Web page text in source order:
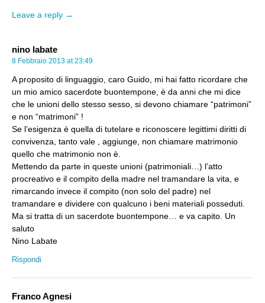
Leave a reply →
nino labate
8 Febbraio 2013 at 23:49
A proposito di linguaggio, caro Guido, mi hai fatto ricordare che
un mio amico sacerdote buontempone, è da anni che mi dice
che le unioni dello stesso sesso, si devono chiamare “patrimoni”
e non “matrimoni” !
Se l’esigenza è quella di tutelare e riconoscere legittimi diritti di
convivenza, tanto vale , aggiunge, non chiamare matrimonio
quello che matrimonio non è.
Mettendo da parte in queste unioni (patrimoniali…) l’atto
procreativo e il compito della madre nel tramandare la vita, e
rimarcando invece il compito (non solo del padre) nel
tramandare e dividere con qualcuno i beni materiali posseduti.
Ma si tratta di un sacerdote buontempone… e va capito. Un
saluto
Nino Labate
Rispondi
Franco Agnesi